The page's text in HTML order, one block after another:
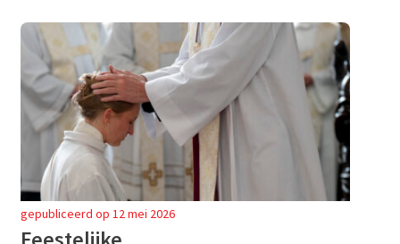
gepubliceerd op 12 mei 2026